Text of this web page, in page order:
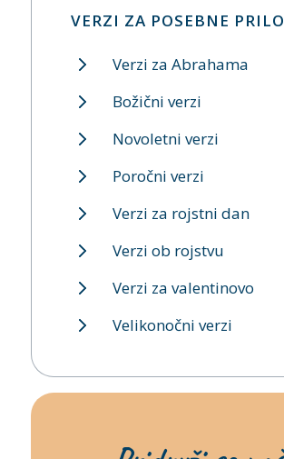
VERZI ZA POSEBNE
Verzi za Abrahama
Božični verzi
Novoletni verzi
Poročni verzi
Verzi za rojstni dan
Verzi ob rojstvu
Verzi za valentinovo
Velikonočni verzi